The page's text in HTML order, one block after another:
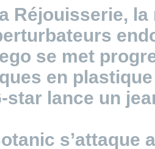
Réjouisserie,
se met
en
star lance un
s’attaque